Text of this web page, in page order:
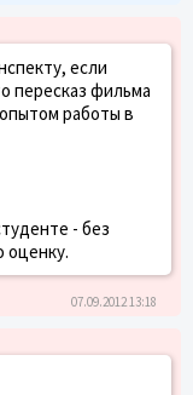
если
пересказ фильма
работы в
- без
оценку.
07.09.2012 13:18